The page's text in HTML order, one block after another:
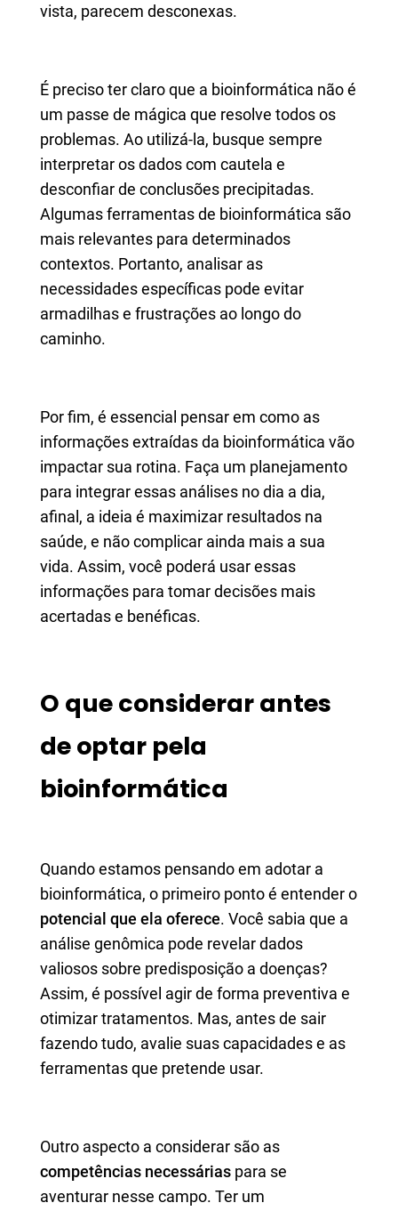
vista, parecem desconexas.
É preciso ter claro que a bioinformática não é
um passe de mágica que resolve todos os
problemas. Ao utilizá-la, busque sempre
interpretar os dados com cautela e
desconfiar de conclusões precipitadas.
Algumas ferramentas de bioinformática são
mais relevantes para determinados
contextos. Portanto, analisar as
necessidades específicas pode evitar
armadilhas e frustrações ao longo do
caminho.
Por fim, é essencial pensar em como as
informações extraídas da bioinformática vão
impactar sua rotina. Faça um planejamento
para integrar essas análises no dia a dia,
afinal, a ideia é maximizar resultados na
saúde, e não complicar ainda mais a sua
vida. Assim, você poderá usar essas
informações para tomar decisões mais
acertadas e benéficas.
O que considerar antes
de optar pela
bioinformática
Quando estamos pensando em adotar a
bioinformática, o primeiro ponto é entender o
potencial que ela oferece. Você sabia que a
análise genômica pode revelar dados
valiosos sobre predisposição a doenças?
Assim, é possível agir de forma preventiva e
otimizar tratamentos. Mas, antes de sair
fazendo tudo, avalie suas capacidades e as
ferramentas que pretende usar.
Outro aspecto a considerar são as
competências necessárias para se
aventurar nesse campo. Ter um